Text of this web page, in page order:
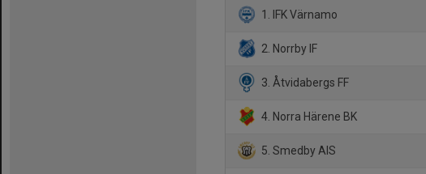
1. IFK Värnamo
2. Norrby IF
3. Åtvidabergs FF
4. Norra Härene BK
5. Smedby AIS